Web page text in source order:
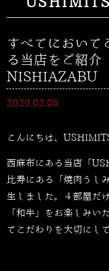
すべてにおいて
る当店をご紹
NISHIAZABU
2020.02.05
こんにちは、
西麻布にある当店「
比寿にある「焼肉うし
生しました。４部屋だ
「和牛」をお楽しみい
てこだわりを大切にし